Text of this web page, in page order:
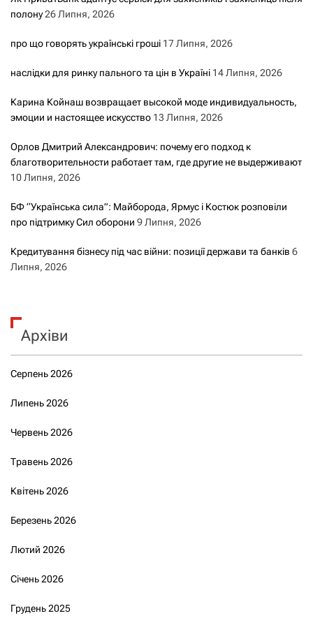
полону26 Липня, 2026
про що говорять українські гроші 17 Липня, 2026
наслідки для ринку пального та цін в Україні 14 Липня, 2026
Карина Койнаш возвращает высокой моде индивидуальность,
эмоции и настоящее искусство 13 Липня, 2026
Орлов Дмитрий Александрович: почему его подход к
благотворительности работает там, где другие не выдерживают
10 Липня, 2026
БФ “Українська сила”: Майборода, Ярмус і Костюк розповіли
про підтримку Сил оборони 9 Липня, 2026
Кредитування бізнесу під час війни: позиції держави та банків 6
Липня, 2026
Архіви
Серпень 2026
Липень 2026
Червень 2026
Травень 2026
Квітень 2026
Березень 2026
Лютий 2026
Січень 2026
Грудень 2025